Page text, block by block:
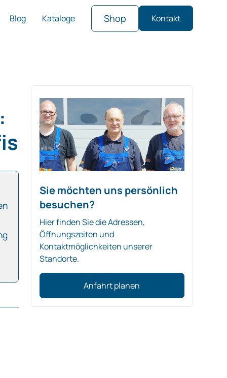
Blog Kataloge Shop Kontakt
Sie möchten uns persönlich
besuchen?
Hier finden Sie die Adressen,
Öffnungszeiten und
Kontaktmöglichkeiten unserer
Standorte.
Anfahrt planen